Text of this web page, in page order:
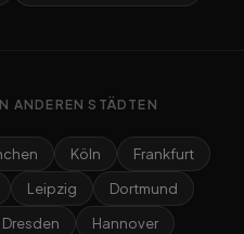
ANDEREN STÄDTEN
Köln
Frankfurt
Leipzig
Dortmund
Dresden
Hannover